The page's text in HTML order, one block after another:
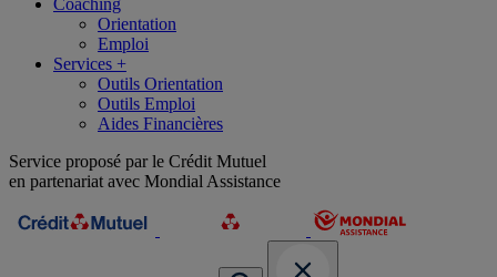
Orientation
Emploi
Services +
Outils Orientation
Outils Emploi
Aides Financières
Service proposé par le Crédit Mutuel
en partenariat avec Mondial Assistance